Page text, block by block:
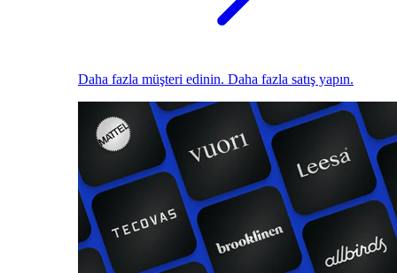
Daha fazla müşteri edinin. Daha fazla satış yapın.